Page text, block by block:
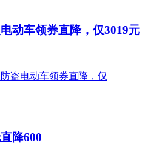
动车领券直降，仅3019元
降600